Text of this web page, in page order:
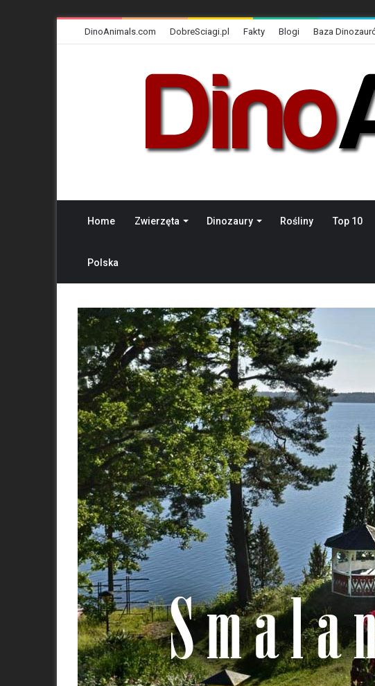
DinoAnimals.com DobreSciagi.pl Fakty Blogi Baza
Home Zwierzęta Dinozaury Rośliny Top 10
Polska